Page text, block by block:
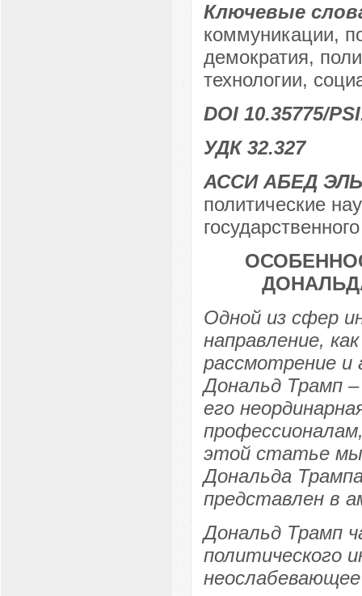
Ключевые
коммуникации,
демократия,
технологии,
DOI 10.35775/
УДК 32.327
АССИ АБЕД
политические
Одной из сфер
направление,
рассмотрение и
Дональд Трамп
его
этой статье мы
Дональда
представлен в
Дональд Трамп
политического